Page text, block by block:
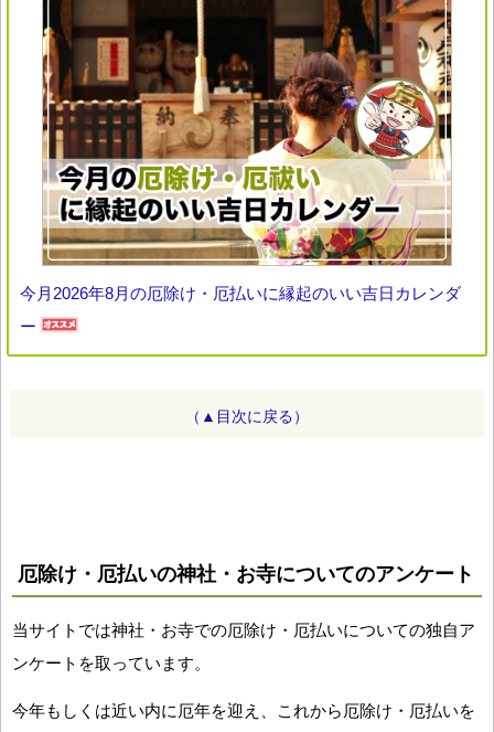
今月2026年8月の厄除け・厄払いに縁起のいい吉日カレンダ
ー
（▲目次に戻る）
厄除け・厄払いの神社・お寺についてのアンケート
当サイトでは神社・お寺での厄除け・厄払いについての独自ア
ンケートを取っています。
今年もしくは近い内に厄年を迎え、これから厄除け・厄払いを